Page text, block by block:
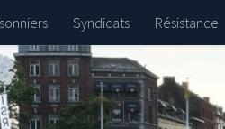
Syndicats Résistance